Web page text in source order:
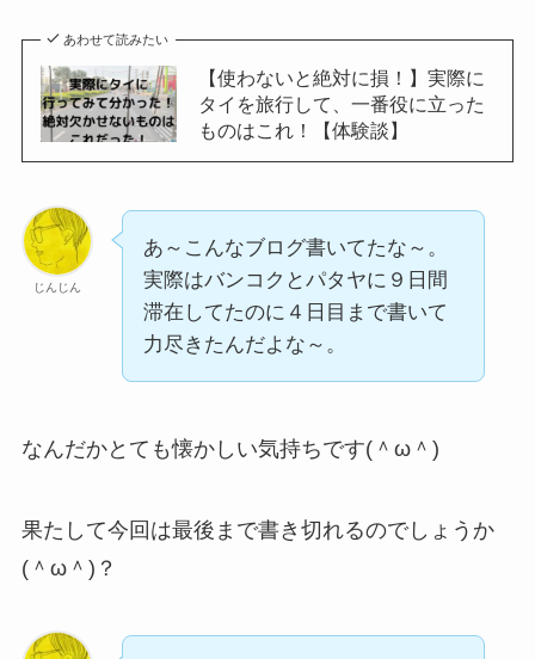
あわせて読みたい
【使わないと絶対に損！】実際に
タイを旅行して、一番役に立った
ものはこれ！【体験談】
じんじん
あ～こんなブログ書いてたな～。
実際はバンコクとパタヤに９日間
滞在してたのに４日目まで書いて
力尽きたんだよな～。
なんだかとても懐かしい気持ちです(＾ω＾)
果たして今回は最後まで書き切れるのでしょうか
(＾ω＾)？